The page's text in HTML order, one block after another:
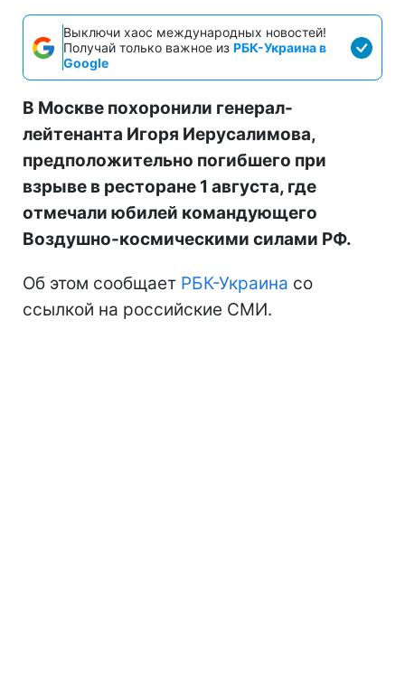
Выключи хаос международных новостей!
Получай только важное из РБК-Украина в
Google
В Москве похоронили генерал-
лейтенанта Игоря Иерусалимова,
предположительно погибшего при
взрыве в ресторане 1 августа, где
отмечали юбилей командующего
Воздушно-космическими силами РФ.
Об этом сообщает РБК-Украина со
ссылкой на российские СМИ.